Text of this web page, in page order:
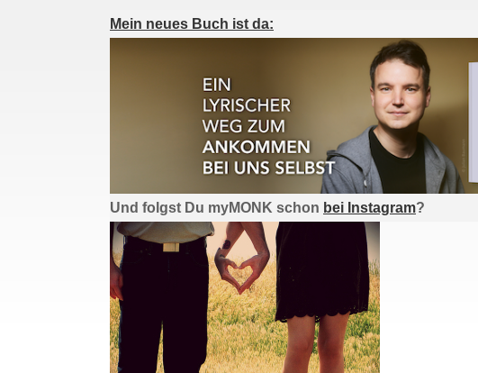
Mein neues Buch ist da:
Und folgst Du myMONK schon bei Instagram?